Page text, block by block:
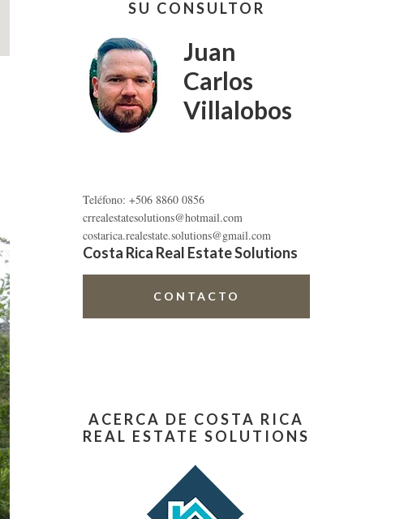
lateral
primaria
SU CONSULTOR
Juan
Carlos
Villalobos
Teléfono: +506 8860 0856
crrealestatesolutions@hotmail.com
costarica.realestate.solutions@gmail.com
Costa Rica Real Estate Solutions
CONTACTO
ACERCA DE COSTA RICA
REAL ESTATE SOLUTIONS